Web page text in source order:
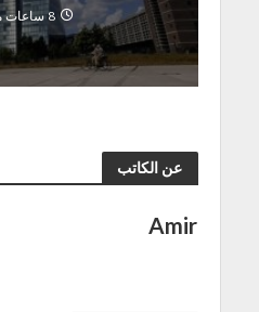
8 ساعات مضى
عن الكاتب
Amir